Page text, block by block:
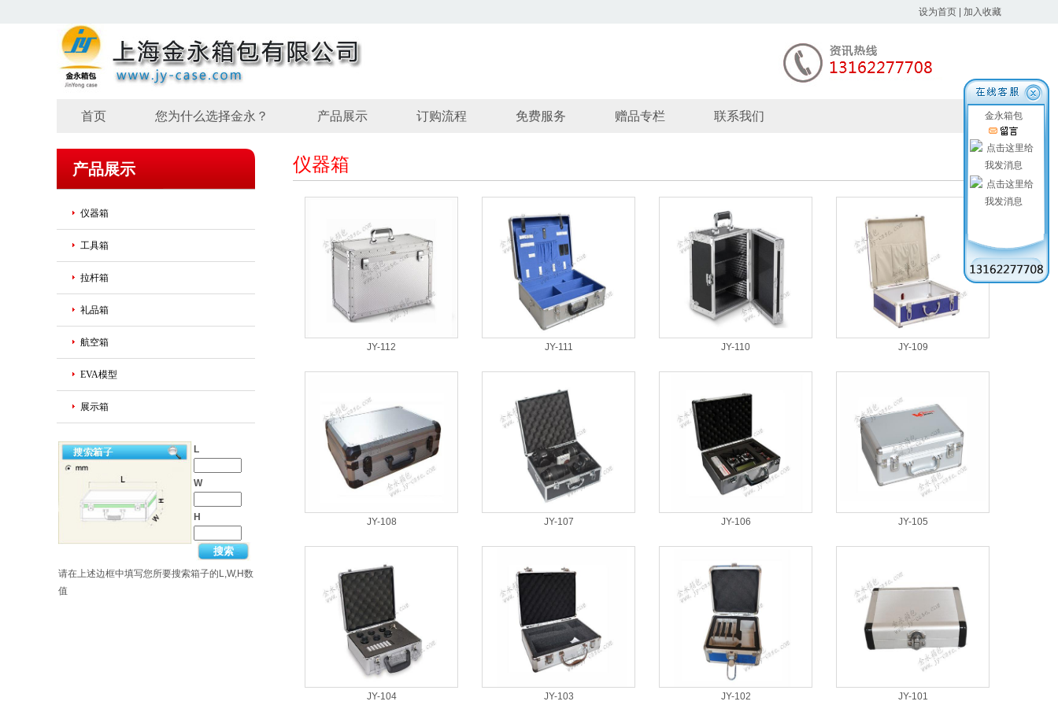
设为首页 加入收藏
首页 您为什么选择金永？ 产品展示 订购流程 免费服务 赠品专栏 联系我们
产品展示
仪器箱
工具箱
拉杆箱
礼品箱
航空箱
EVA模型
展示箱
L
W
H
请在上述边框中填写您所要搜索箱子的L,W,H数
值
仪器箱
JY-112 JY-111 JY-110 JY-109
JY-108 JY-107 JY-106 JY-105
JY-104 JY-103 JY-102 JY-101
金永箱包